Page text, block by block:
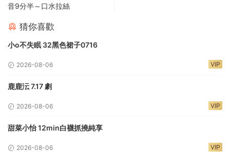
音9分半～口水拉絲
猜你喜歡
小o不失眠 32黑色裙子0716
2026-08-06 VIP
鹿鹿沄 7.17 劇
2026-08-06 VIP
甜菜小怡 12min白襪抓撓純享
2026-08-06 VIP